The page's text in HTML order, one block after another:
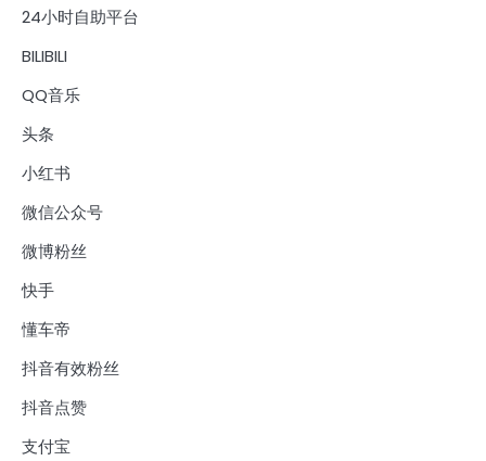
24小时自助平台
BILIBILI
QQ音乐
头条
小红书
微信公众号
微博粉丝
快手
懂车帝
抖音有效粉丝
抖音点赞
支付宝